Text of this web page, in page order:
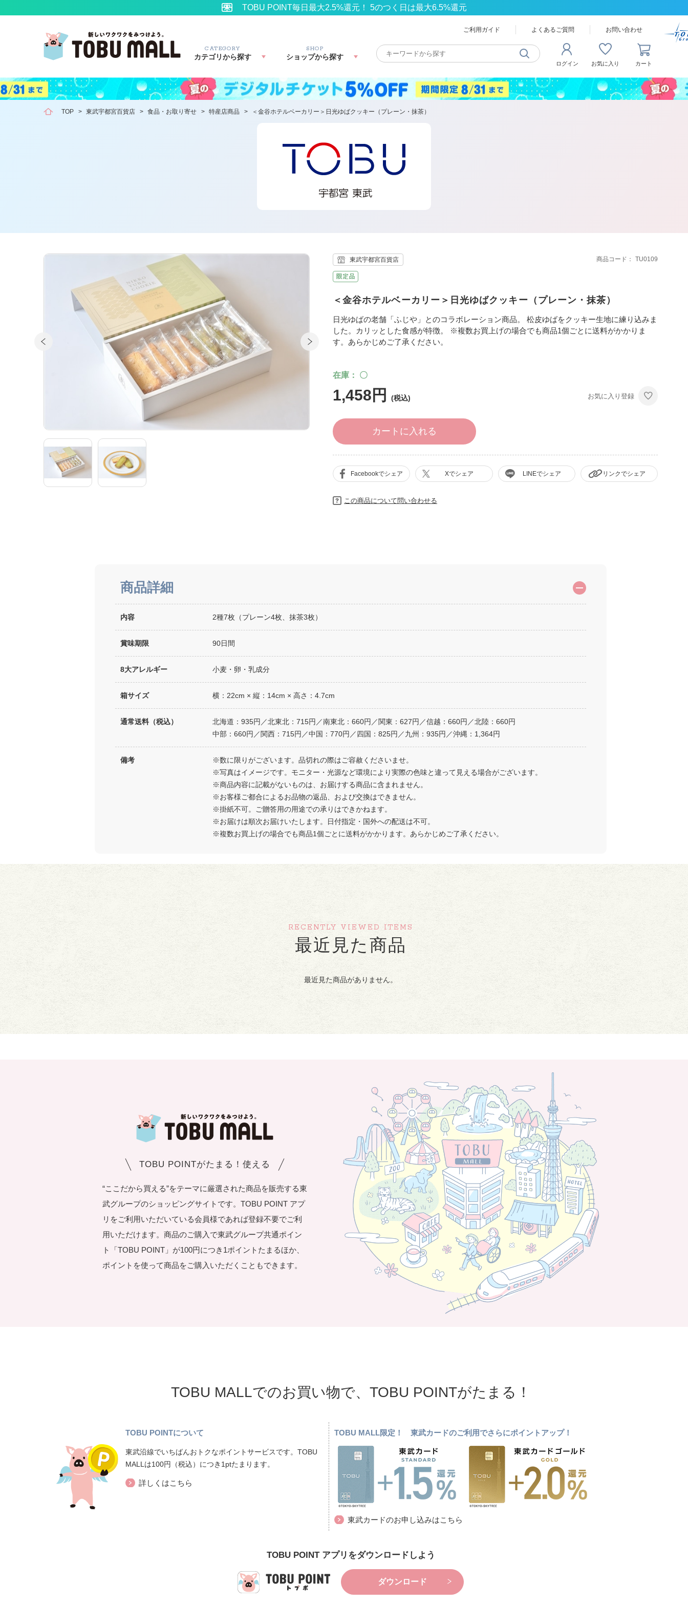
TOBU POINT毎日最大2.5%還元！ 5のつく日は最大6.5%還元
ご利用ガイド よくあるご質問 お問い合わせ
CATEGORY
カテゴリから探す
SHOP
ショップから探す
ログイン お気に入り カート
TOP > 東武宇都宮百貨店 > 食品・お取り寄せ > 特産店商品 > ＜金谷ホテルベーカリー＞日光ゆばクッキー（プレーン・抹茶）
＜金谷ホテルベーカリー＞日光ゆばクッキー（プレーン・抹茶）
在庫 〇
1,458円 お気に入り登録
カートに入れる
東武宇都宮百貨店 商品コード TU0109
日光ゆばの老舗「ふじや」とのコラボレーション商品。 松皮ゆばをクッキー生地に練り込みま
した。カリッとした食感が特徴。 ※複数お買上げの場合でも商品1個ごとに送料がかかりま
す。あらかじめご了承ください。
この商品について問い合わせる
Facebookでシェア Xでシェア LINEでシェア リンクでシェア
商品詳細
内容 2種7枚（プレーン4枚、抹茶3枚）
賞味期限 90日間
8大アレルギー 小麦・卵・乳成分
箱サイズ 横：22cm × 縦：14cm × 高さ：4.7cm
通常送料（税込）
北海道：935円／北東北：715円／南東北：660円／関東：627円／信越：660円／北陸：660円
中部：660円／関西：715円／中国：770円／四国：825円／九州：935円／沖縄：1,364円
備考
※数に限りがございます。品切れの際はご容赦くださいませ。
※写真はイメージです。モニター・光源など環境により実際の色味と違って見える場合がございます。
※商品内容に記載がないものは、お届けする商品に含まれません。
※お客様ご都合によるお品物の返品、および交換はできません。
※掛紙不可。ご贈答用の用途での承りはできかねます。
※お届けは順次お届けいたします。日付指定・国外への配送は不可。
※複数お買上げの場合でも商品1個ごとに送料がかかります。あらかじめご了承ください。
RECENTLY VIEWED ITEMS
最近見た商品
最近見た商品がありません。
TOBU POINTがたまる！使える
“ここだから買える”をテーマに厳選された商品を販売する東
武グループのショッピングサイトです。TOBU POINT アプ
リをご利用いただいている会員様であれば登録不要でご利
用いただけます。商品のご購入で東武グループ共通ポイン
ト「TOBU POINT」が100円につき1ポイントたまるほか、
ポイントを使って商品をご購入いただくこともできます。
TOBU MALLでのお買い物で、TOBU POINTがたまる！
TOBU POINTについて
東武沿線でいちばんおトクなポイントサービスです。TOBU
MALLは100円（税込）につき1ptたまります。
詳しくはこちら
TOBU MALL限定！ 東武カードのご利用でさらにポイントアップ！
東武カードのお申し込みはこちら
TOBU POINT アプリをダウンロードしよう
ダウンロード